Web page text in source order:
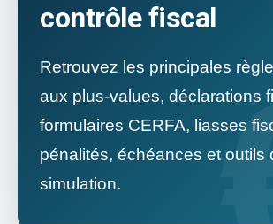
contrôle fiscal
Retrouvez les principales
aux plus-values, déclarations
formulaires CERFA, liasses
pénalités, échéances et outils
simulation.